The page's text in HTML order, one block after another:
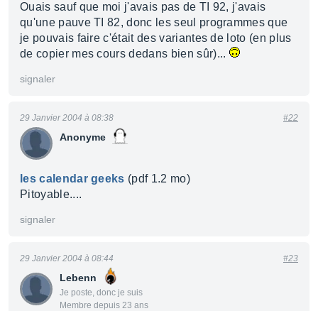
Ouais sauf que moi j'avais pas de TI 92, j'avais
qu'une pauve TI 82, donc les seul programmes que
je pouvais faire c'était des variantes de loto (en plus
de copier mes cours dedans bien sûr)...
signaler
Anonyme
29 Janvier 2004 à 08:38 #22
les calendar geeks (pdf 1.2 mo)
Pitoyable....
signaler
Lebenn
Je poste, donc je suis
Membre depuis 23 ans
29 Janvier 2004 à 08:44 #23